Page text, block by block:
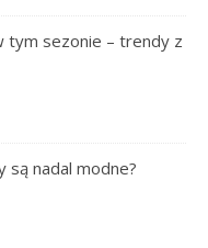
tym sezonie – trendy z
są nadal modne?